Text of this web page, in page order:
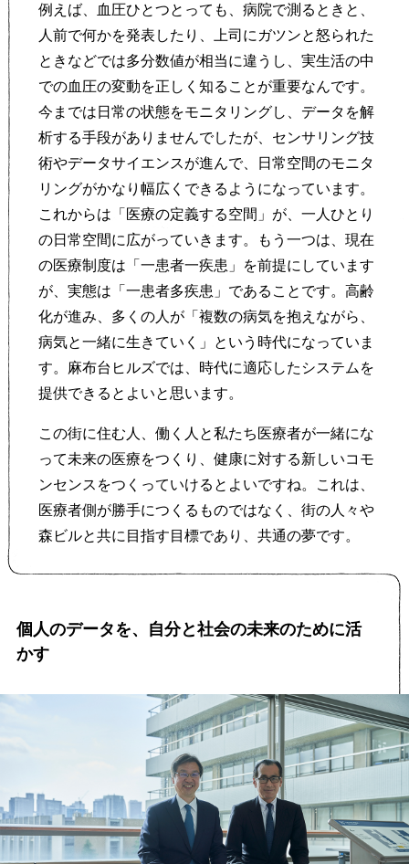
例えば、血圧ひとつとっても、病院で測るときと、
人前で何かを発表したり、上司にガツンと怒られた
ときなどでは多分数値が相当に違うし、実生活の中
での血圧の変動を正しく知ることが重要なんです。
今までは日常の状態をモニタリングし、データを解
析する手段がありませんでしたが、センサリング技
術やデータサイエンスが進んで、日常空間のモニタ
リングがかなり幅広くできるようになっています。
これからは「医療の定義する空間」が、一人ひとり
の日常空間に広がっていきます。もう一つは、現在
の医療制度は「一患者一疾患」を前提にしています
が、実態は「一患者多疾患」であることです。高齢
化が進み、多くの人が「複数の病気を抱えながら、
病気と一緒に生きていく」という時代になっていま
す。麻布台ヒルズでは、時代に適応したシステムを
提供できるとよいと思います。
この街に住む人、働く人と私たち医療者が一緒にな
って未来の医療をつくり、健康に対する新しいコモ
ンセンスをつくっていけるとよいですね。これは、
医療者側が勝手につくるものではなく、街の人々や
森ビルと共に目指す目標であり、共通の夢です。
個人のデータを、自分と社会の未来のために活
かす